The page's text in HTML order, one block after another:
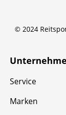
© 2024
Service
Marken